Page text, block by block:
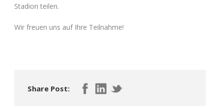
Stadion teilen.
Wir freuen uns auf Ihre Teilnahme!
Share Post: